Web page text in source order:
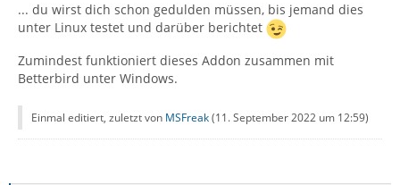
... du wirst dich schon gedulden müssen, bis jemand dies
unter Linux testet und darüber berichtet
Zumindest funktioniert dieses Addon zusammen mit
Betterbird unter Windows.
Einmal editiert, zuletzt von MSFreak(11. September 2022 um 12:59)